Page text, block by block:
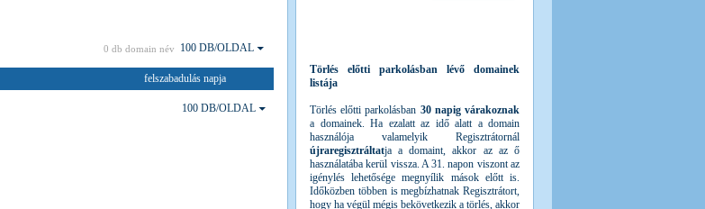
0 db domain név 100 DB/OLDAL
felszabadulás napja
100 DB/OLDAL
Törlés előtti parkolásban lévő domainek
listája
Törlés előtti parkolásban 30 napig várakoznak
a domainek. Ha ezalatt az idő alatt a domain
használója valamelyik Regisztrátornál
újraregisztráltatja a domaint, akkor az az ő
használatába kerül vissza. A 31. napon viszont az
igénylés lehetősége megnyílik mások előtt is.
Időközben többen is megbízhatnak Regisztrátort,
hogy ha végül mégis bekövetkezik a törlés, akkor